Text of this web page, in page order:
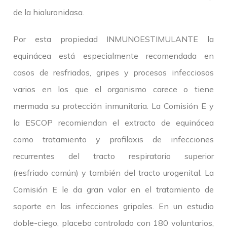
de la hialuronidasa.
Por esta propiedad INMUNOESTIMULANTE la
equinácea está especialmente recomendada en
casos de resfriados, gripes y procesos infecciosos
varios en los que el organismo carece o tiene
mermada su protección inmunitaria. La Comisión E y
la ESCOP recomiendan el extracto de equinácea
como tratamiento y profilaxis de infecciones
recurrentes del tracto respiratorio superior
(resfriado común) y también del tracto urogenital. La
Comisión E le da gran valor en el tratamiento de
soporte en las infecciones gripales. En un estudio
doble-ciego, placebo controlado con 180 voluntarios,